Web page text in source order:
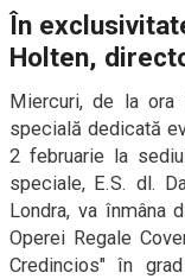
În
Holten,
Miercuri, de la ora
specială dedicată
2 februarie la
speciale, E.S. dl.
Londra, va înmâna
Operei Regale
Credincios" în